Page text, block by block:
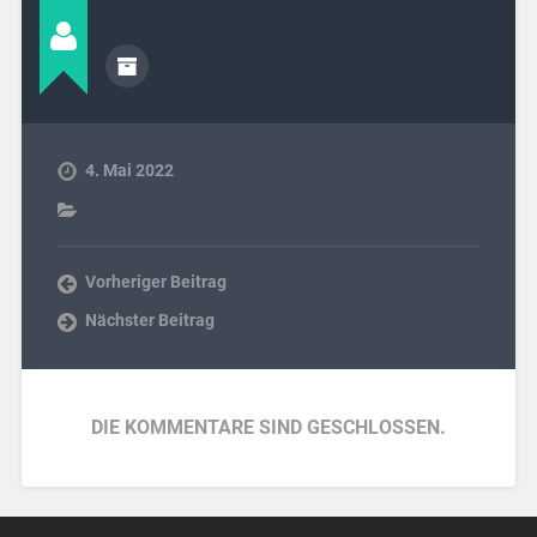
4. Mai 2022
Vorheriger Beitrag
Nächster Beitrag
DIE KOMMENTARE SIND GESCHLOSSEN.